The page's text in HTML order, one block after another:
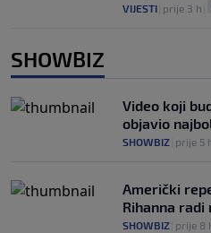
VIJESTI prije 3 h
SHOWBIZ
Video koji
objavio
SHOWBIZ prije 5
Američki
Rihanna radi
SHOWBIZ prije 8